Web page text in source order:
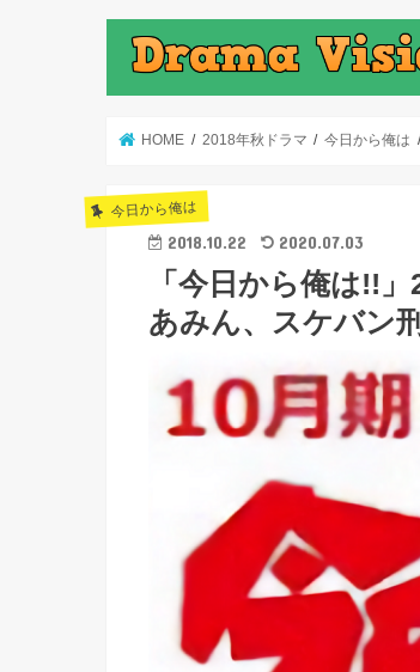
HOME 2018年秋ドラマ 今日から俺は
今日から俺は
2018.10.22 2020.07.03
「今日から俺は!!
あみん、スケバン